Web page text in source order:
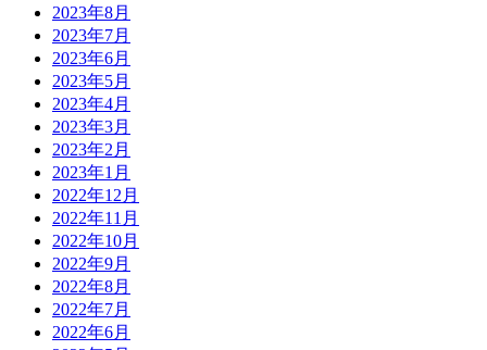
2023年8月
2023年7月
2023年6月
2023年5月
2023年4月
2023年3月
2023年2月
2023年1月
2022年12月
2022年11月
2022年10月
2022年9月
2022年8月
2022年7月
2022年6月